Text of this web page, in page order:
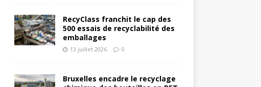
RecyClass franchit le cap des
500 essais de recyclabilité des
emballages
13 juillet 2026 0
Bruxelles encadre le recyclage